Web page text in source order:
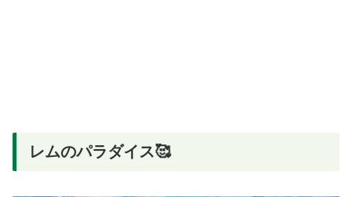
レムのパラダイス🥰